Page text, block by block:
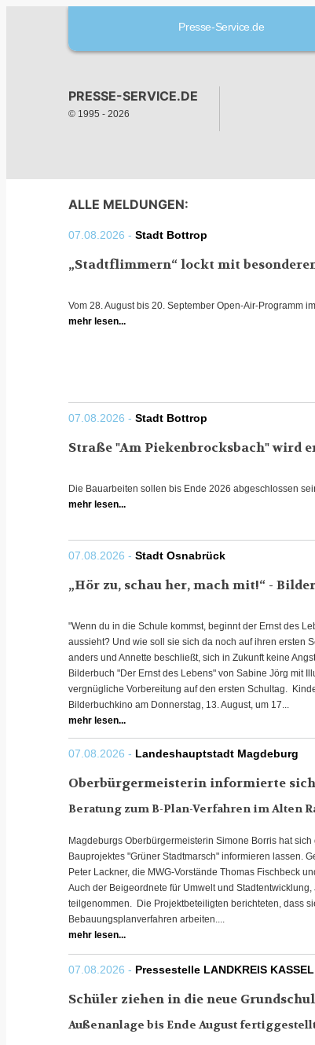
Presse-Service.de
PRESSE-SERVICE.DE
© 1995 - 2026
ALLE MELDUNGEN:
07.08.2026 - Stadt Bottrop
„Stadtflimmern“ lockt mit
Vom 28. August bis 20. September Open-Air-Programm
mehr lesen...
07.08.2026 - Stadt Bottrop
Straße "Am Piekenbrocksbach" wird
Die Bauarbeiten sollen bis Ende 2026 abgeschlossen
mehr lesen...
07.08.2026 - Stadt Osnabrück
„Hör zu, schau her, mach mit!“ -
"Wenn du in die Schule kommst, beginnt der Ernst des
aussieht? Und wie soll sie sich da noch auf ihren ersten
anders und Annette beschließt, sich in Zukunft keine
Bilderbuch "Der Ernst des Lebens" von Sabine Jörg mit
vergnügliche Vorbereitung auf den ersten Schultag.
Bilderbuchkino am Donnerstag, 13. August, um 17...
mehr lesen...
07.08.2026 - Landeshauptstadt Magdeburg
Oberbürgermeisterin informierte sich
Beratung zum B-Plan-Verfahren im Alten
Magdeburgs Oberbürgermeisterin Simone Borris hat
Bauprojektes "Grüner Stadtmarsch" informieren lassen.
Peter Lackner, die MWG-Vorstände Thomas Fischbeck
Auch der Beigeordnete für Umwelt und
teilgenommen. Die Projektbeteiligten berichteten, dass
Bebauungsplanverfahren arbeiten....
mehr lesen...
07.08.2026 - Pressestelle LANDKREIS KASSEL
Schüler ziehen in die neue
Außenanlage bis Ende August